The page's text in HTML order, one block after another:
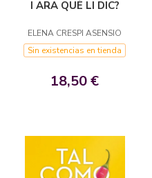
I ARA QUÈ LI DIC?
ELENA CRESPI ASENSIO
Sin existencias en tienda
18,50 €